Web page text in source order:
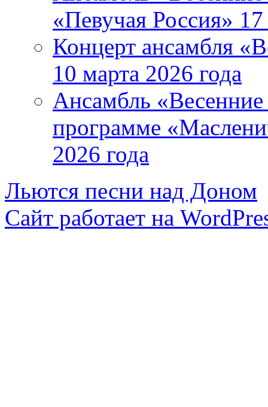
«Певучая Россия»
Концерт ансамбля
10 марта 2026 года
Ансамбль «Весенние
программе
2026 года
Льются песни над Доном
Сайт работает на